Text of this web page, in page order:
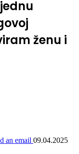
ženu i
an email 09.04.2025